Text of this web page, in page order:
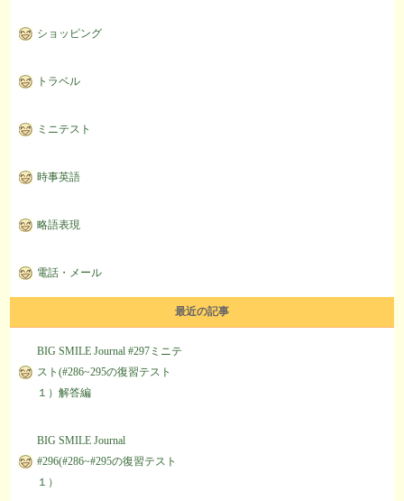
ショッピング
トラベル
ミニテスト
時事英語
略語表現
電話・メール
最近の記事
BIG SMILE Journal #297ミニテ
スト(#286~295の復習テスト
１）解答編
BIG SMILE Journal
#296(#286~#295の復習テスト
１）